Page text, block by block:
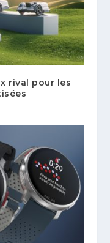
rival pour les